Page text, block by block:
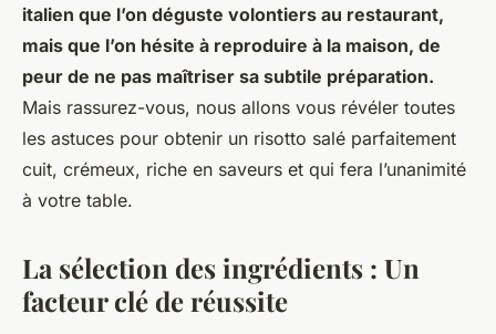
italien que l’on déguste volontiers au restaurant,
mais que l’on hésite à reproduire à la maison, de
peur de ne pas maîtriser sa subtile préparation.
Mais rassurez-vous, nous allons vous révéler toutes
les astuces pour obtenir un risotto salé parfaitement
cuit, crémeux, riche en saveurs et qui fera l’unanimité
à votre table.
La sélection des ingrédients : Un
facteur clé de réussite